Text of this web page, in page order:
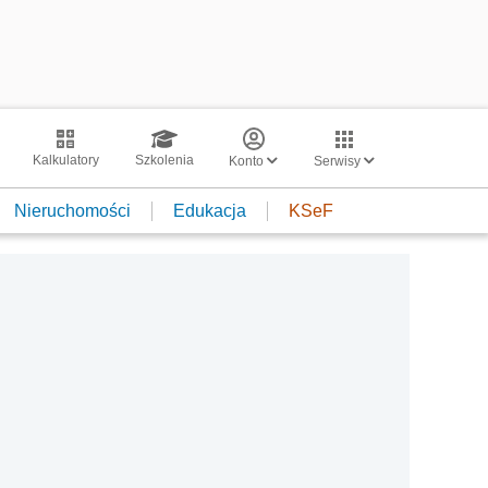
Kalkulatory Szkolenia Konto Serwisy
Nieruchomości Edukacja KSeF